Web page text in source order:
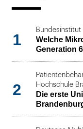
1
Welche
Generation
2
Hochschule
Die erste